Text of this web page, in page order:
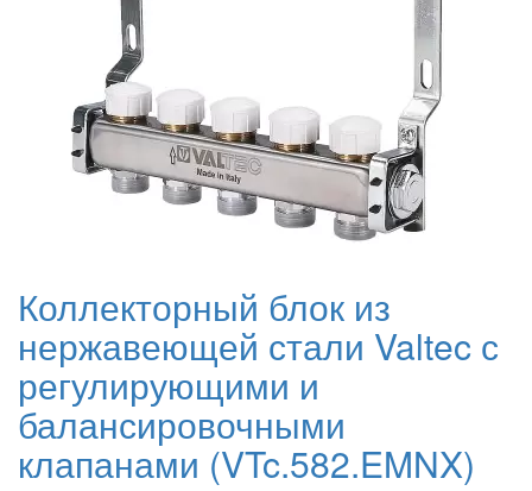
Коллекторный блок из
нержавеющей стали Valtec с
регулирующими и
балансировочными
клапанами (VTc.582.EMNX)